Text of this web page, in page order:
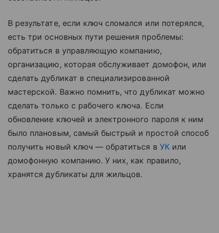
В результате, если ключ сломался или потерялся,
есть три основных пути решения проблемы:
обратиться в управляющую компанию,
организацию, которая обслуживает домофон, или
сделать дубликат в специализированной
мастерской. Важно помнить, что дубликат можно
сделать только с рабочего ключа. Если
обновление ключей и электронного пароля к ним
было плановым, самый быстрый и простой способ
получить новый ключ — обратиться в УКили
домофонную компанию. У них, как правило,
хранятся дубликаты для жильцов.